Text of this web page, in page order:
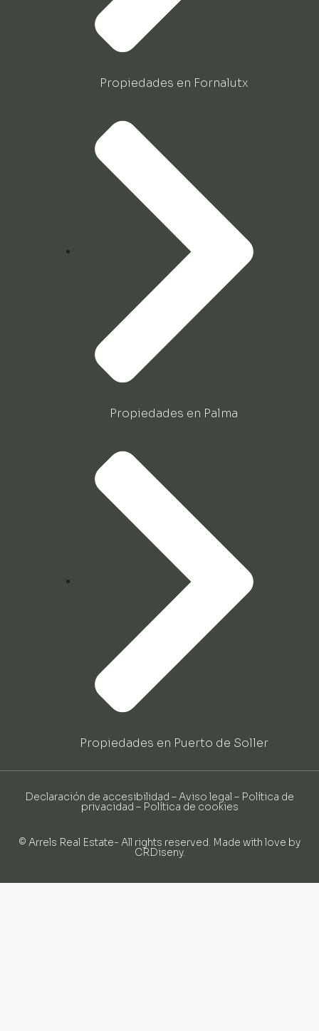
Propiedades en Fornalutx
Propiedades en Palma
Propiedades en Puerto de Soller
Declaración de accesibilidad –Aviso legal – Política de
privacidad – Política de cookies
© Arrels Real Estate- All rights reserved. Made with love by
CRDiseny.